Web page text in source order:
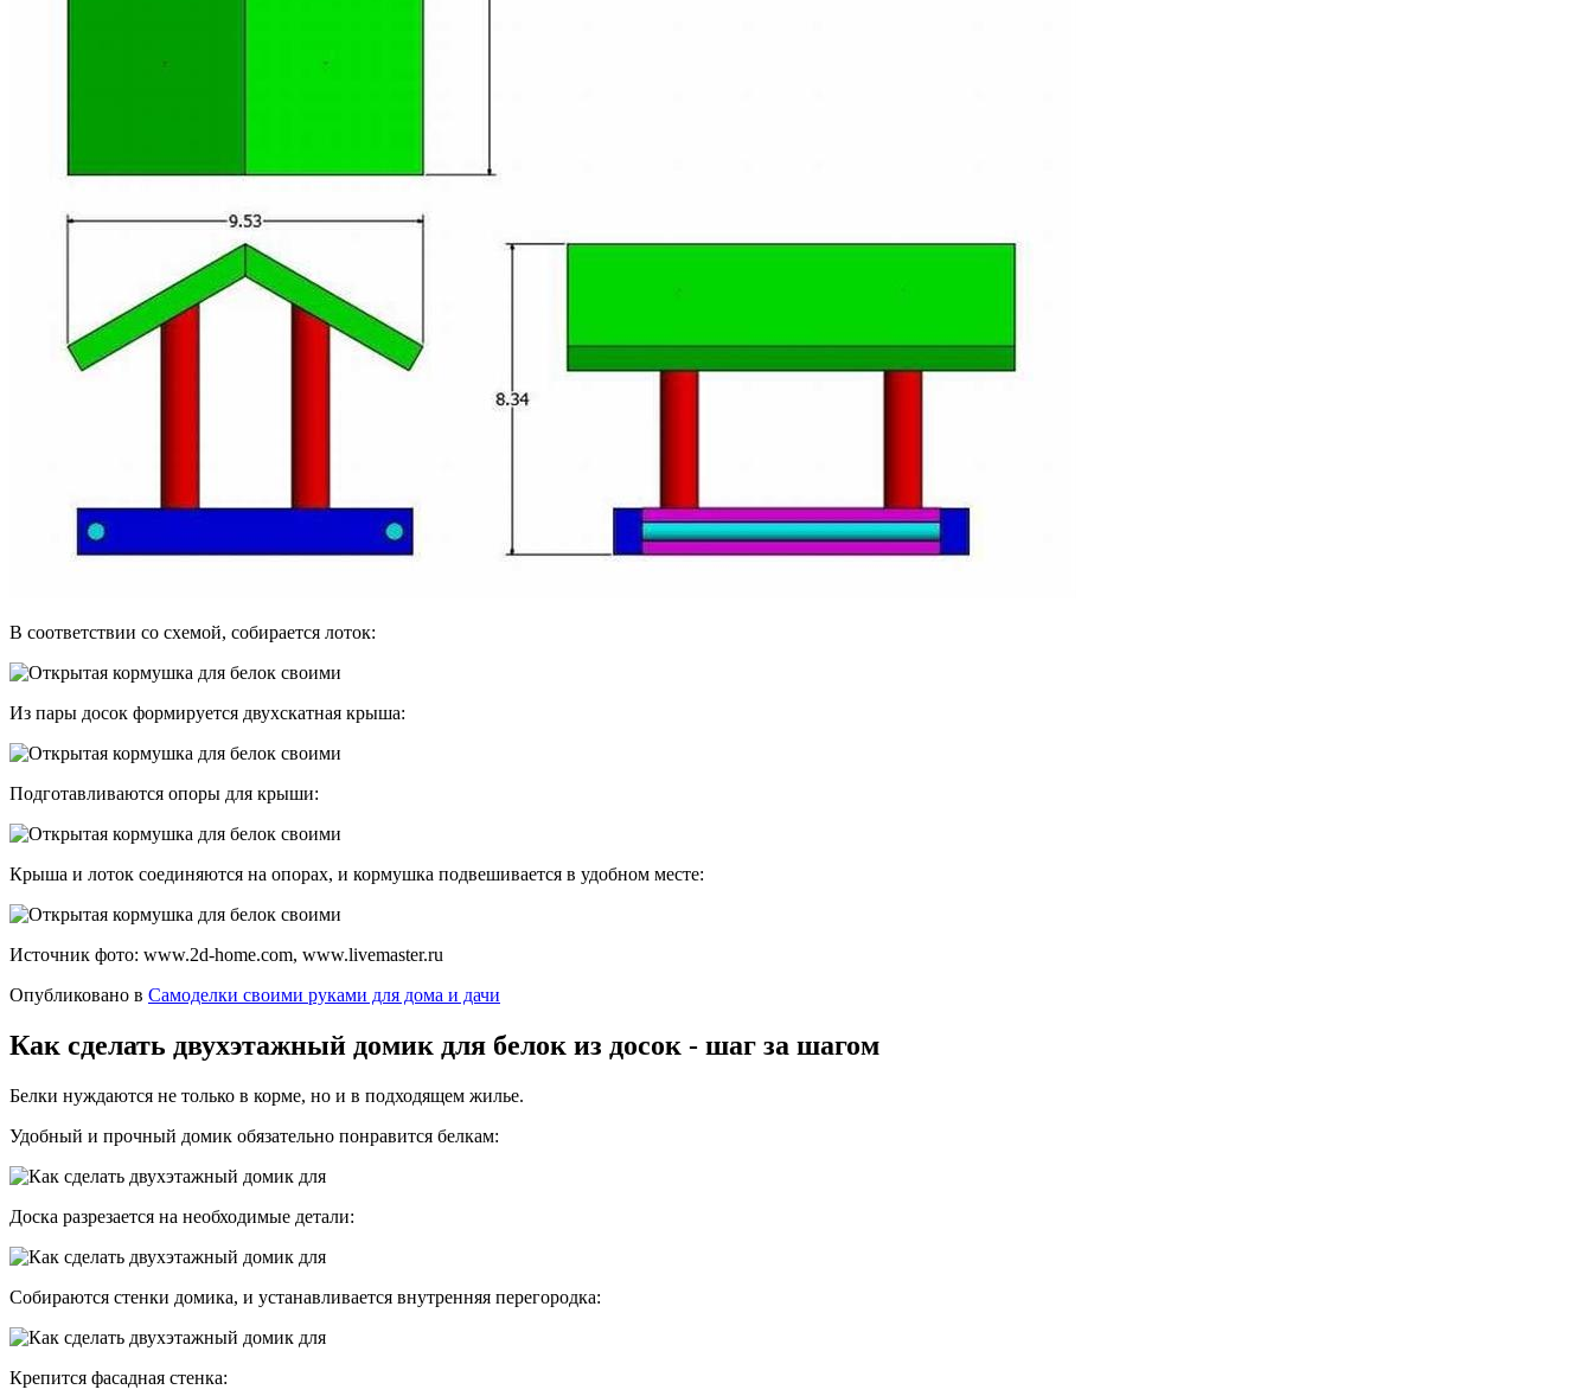
В соответствии со схемой, собирается лоток:
Из пары досок формируется двухскатная крыша:
Подготавливаются опоры для крыши:
Крыша и лоток соединяются на опорах, и кормушка подвешивается в удобном месте:
Источник фото: www.2d-home.com, www.livemaster.ru
Опубликовано в Самоделки своими руками для дома и дачи
Как сделать двухэтажный домик для белок из досок - шаг за шагом
Белки нуждаются не только в корме, но и в подходящем жилье.
Удобный и прочный домик обязательно понравится белкам:
Доска разрезается на необходимые детали:
Собираются стенки домика, и устанавливается внутренняя перегородка:
Крепится фасадная стенка: